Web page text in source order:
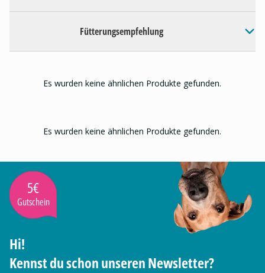
Fütterungsempfehlung
Es wurden keine ähnlichen Produkte gefunden.
Es wurden keine ähnlichen Produkte gefunden.
5€
Gutschein
Hi!
Kennst du schon unseren Newsletter?